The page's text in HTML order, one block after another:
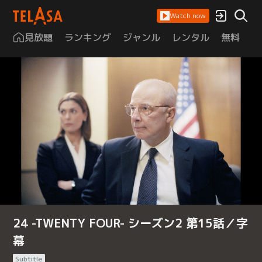
Watch now
見放題 ランキング ジャンル レンタル 無料
24 -TWENTY FOUR- シーズン2 第15話／字
幕
Subtitle